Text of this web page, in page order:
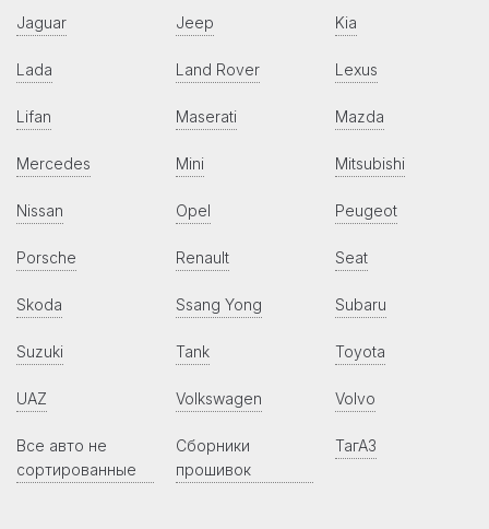
Jaguar Jeep Kia
Lada Land Rover Lexus
Lifan Maserati Mazda
Mercedes Mini Mitsubishi
Nissan Opel Peugeot
Porsche Renault Seat
Skoda Ssang Yong Subaru
Suzuki Tank Toyota
UAZ Volkswagen Volvo
Все авто не
сортированные
Сборники
прошивок
ТагАЗ